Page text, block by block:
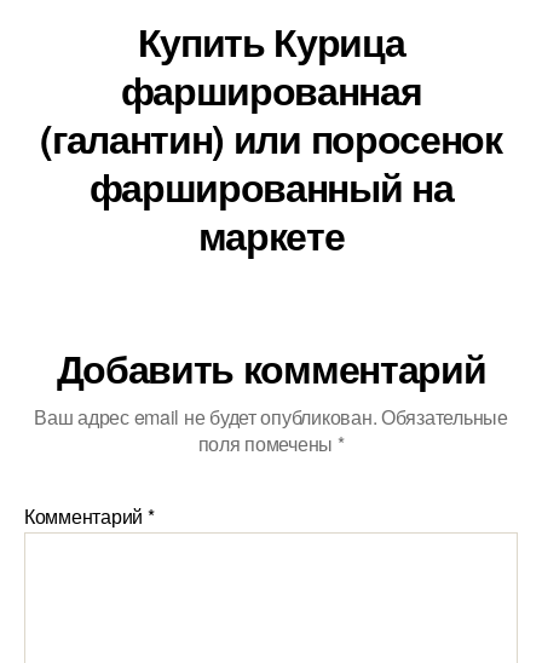
Купить Курица
фаршированная
(галантин) или поросенок
фаршированный на
маркете
Добавить комментарий
Ваш адрес email не будет опубликован.Обязательные
поля помечены *
Комментарий *